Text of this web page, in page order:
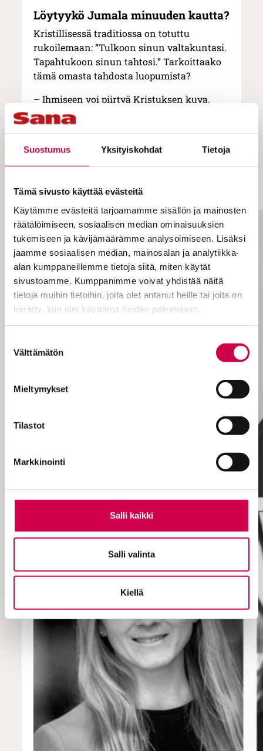
Suostumus Yksityiskohdat Tietoja
Tämä sivusto käyttää evästeitä
Käytämme evästeitä tarjoamamme sisällön ja mainosten
räätälöimiseen, sosiaalisen median ominaisuuksien
tukemiseen ja kävijämäärämme analysoimiseen. Lisäksi
jaamme sosiaalisen median, mainosalan ja analytiikka-
alan kumppaneillemme tietoja siitä, miten käytät
sivustoamme. Kumppanimme voivat yhdistää näitä
tietoja muihin tietoihin, joita olet antanut heille tai joita on
kerätty, kun olet käyttänyt heidän palvelujaan.
valinta
Välttämätön
Mieltymykset
Tilastot
Markkinointi
Salli kaikki
Salli valinta
Kiellä
Löytyykö Jumala minuuden kautta?
Kristillisessä traditiossa on totuttu
rukoilemaan: ”Tulkoon sinun valtakuntasi.
Tapahtukoon sinun tahtosi.” Tarkoittaako
tämä omasta tahdosta luopumista?
– Ihmiseen voi piirtyä Kristuksen kuva,
kun hän tulee omaksi itsekseen. Se on
parasta ihmisyyttä, mitä me voimme olla.
Pappi, ohjaaja
Henri Järvinen
pohtii, voiko
ihminen löytää Jumalan minuuden kautta?
luopuminen?